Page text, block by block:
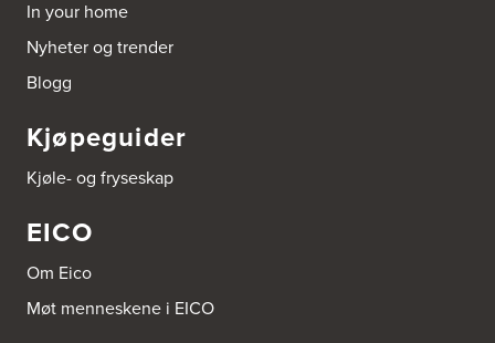
In your home
Nyheter og trender
Blogg
Kjøpeguider
Kjøle- og fryseskap
EICO
Om Eico
Møt menneskene i EICO